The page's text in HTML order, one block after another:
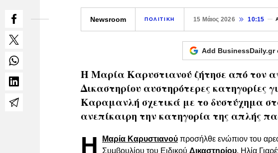
Newsroom ΠΟΛΙΤΙΚΗ 15 Μάιος 2026 10:15
Add BusinessDaily.gr
Η Μαρία Καρυστιανού ζήτησε από τον
Δικαστηρίου αυστηρότερες κατηγορίες
Καραμανλή σχετικά με το δυστύχημα
ανεπίκαιρη την κατηγορία της απλής
Η Μαρία Καρυστιανού προσήλθε ενώπιον του
Συμβουλίου του Ειδικού Δικαστηρίου, Ηλία